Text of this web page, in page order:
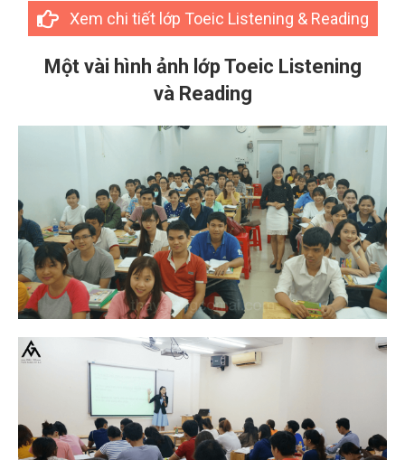
Xem chi tiết lớp Toeic Listening & Reading
Một vài hình ảnh lớp Toeic Listening
và Reading